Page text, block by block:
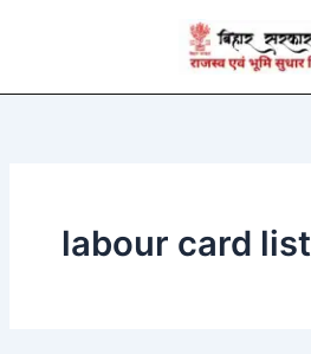
labour card list